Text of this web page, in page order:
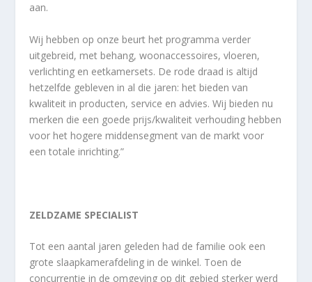
aan.
Wij hebben op onze beurt het programma verder
uitgebreid, met behang, woonaccessoires, vloeren,
verlichting en eetkamersets. De rode draad is altijd
hetzelfde gebleven in al die jaren: het bieden van
kwaliteit in producten, service en advies. Wij bieden nu
merken die een goede prijs/kwaliteit verhouding hebben
voor het hogere middensegment van de markt voor
een totale inrichting.”
ZELDZAME SPECIALIST
Tot een aantal jaren geleden had de familie ook een
grote slaapkamerafdeling in de winkel. Toen de
concurrentie in de omgeving op dit gebied sterker werd